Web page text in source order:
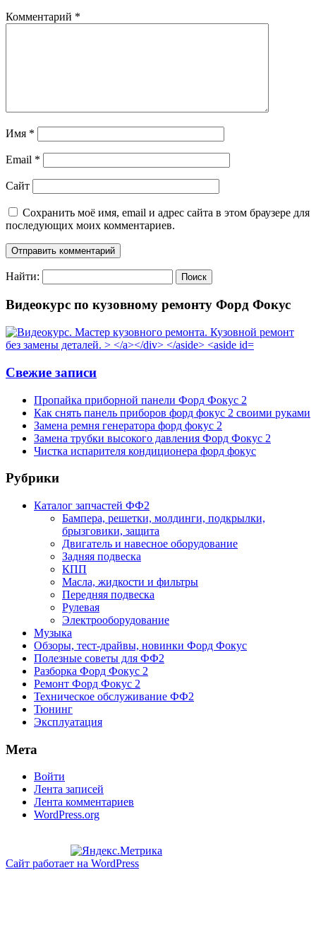
Комментарий *
Имя *
Email *
Сайт
Сохранить моё имя, email и адрес сайта в этом браузере для
последующих моих комментариев.
Найти:
Видеокурс по кузовному ремонту Форд Фокус
Свежие записи
Пропайка приборной панели Форд Фокус 2
Как снять панель приборов форд фокус 2 своими руками
Замена ремня генератора форд фокус 2
Замена трубки высокого давления Форд Фокус 2
Чистка испарителя кондиционера форд фокус
Рубрики
Каталог запчастей ФФ2
Бампера, решетки, молдинги, подкрылки,
брызговики, защита
Двигатель и навесное оборудование
Задняя подвеска
КПП
Масла, жидкости и фильтры
Передняя подвеска
Рулевая
Электрооборудование
Музыка
Обзоры, тест-драйвы, новинки Форд Фокус
Полезные советы для ФФ2
Разборка Форд Фокус 2
Ремонт Форд Фокус 2
Техническое обслуживание ФФ2
Тюнинг
Эксплуатация
Мета
Войти
Лента записей
Лента комментариев
WordPress.org
Сайт работает на WordPress